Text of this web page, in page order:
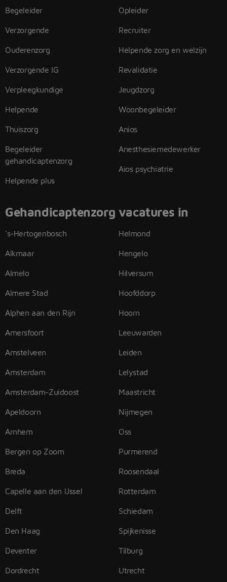
Begeleider
Verzorgende
Ouderenzorg
Verzorgende IG
Verpleegkundige
Helpende
Thuiszorg
Begeleider
gehandicaptenzorg
Helpende plus
Opleider
Recruiter
Helpende zorg en welzijn
Revalidatie
Jeugdzorg
Woonbegeleider
Anios
Anesthesiemedewerker
Aios psychiatrie
Gehandicaptenzorg vacatures in
's-Hertogenbosch
Alkmaar
Almelo
Almere Stad
Alphen aan den Rijn
Amersfoort
Amstelveen
Amsterdam
Amsterdam-Zuidoost
Apeldoorn
Arnhem
Bergen op Zoom
Breda
Capelle aan den IJssel
Delft
Den Haag
Deventer
Dordrecht
Helmond
Hengelo
Hilversum
Hoofddorp
Hoorn
Leeuwarden
Leiden
Lelystad
Maastricht
Nijmegen
Oss
Purmerend
Roosendaal
Rotterdam
Schiedam
Spijkenisse
Tilburg
Utrecht